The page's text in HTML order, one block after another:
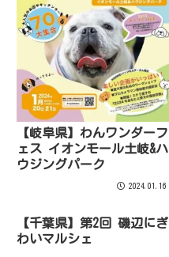
【岐阜県】わんワンダーフ
ェス イオンモール土岐&ハ
ウジングパーク
2024.01.16
【千葉県】第2回 磯辺にぎ
わいマルシェ